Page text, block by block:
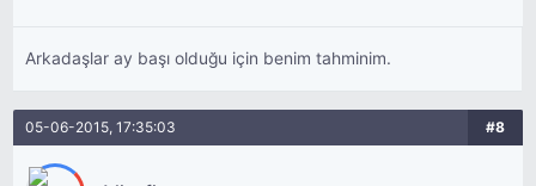
Arkadaşlar ay başı olduğu için benim tahminim.
05-06-2015, 17:35:03 #8